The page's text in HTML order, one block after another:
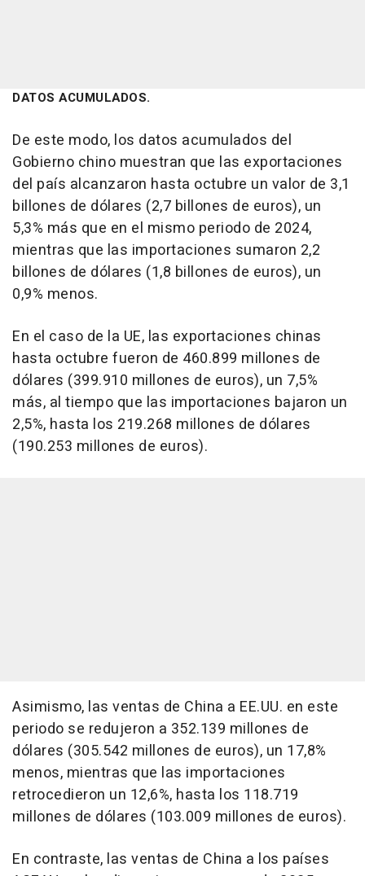
DATOS ACUMULADOS.
De este modo, los datos acumulados del
Gobierno chino muestran que las exportaciones
del país alcanzaron hasta octubre un valor de 3,1
billones de dólares (2,7 billones de euros), un
5,3% más que en el mismo periodo de 2024,
mientras que las importaciones sumaron 2,2
billones de dólares (1,8 billones de euros), un
0,9% menos.
En el caso de la UE, las exportaciones chinas
hasta octubre fueron de 460.899 millones de
dólares (399.910 millones de euros), un 7,5%
más, al tiempo que las importaciones bajaron un
2,5%, hasta los 219.268 millones de dólares
(190.253 millones de euros).
Asimismo, las ventas de China a EE.UU. en este
periodo se redujeron a 352.139 millones de
dólares (305.542 millones de euros), un 17,8%
menos, mientras que las importaciones
retrocedieron un 12,6%, hasta los 118.719
millones de dólares (103.009 millones de euros).
En contraste, las ventas de China a los países